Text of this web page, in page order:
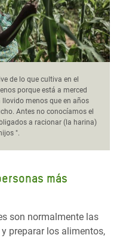
de lo que cultiva en el
porque está a merced
menos que en años
Antes no conocíamos el
a racionar (la harina)
".
más
son normalmente las
preparar los alimentos,